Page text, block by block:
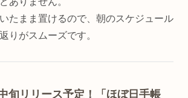
たまま置けるので、朝のスケジュール
りがスムーズです。
旬リリース予定！「ほぼ日手帳